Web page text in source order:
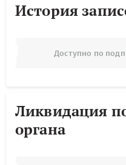
История
Доступно по
Ликвидация
органа